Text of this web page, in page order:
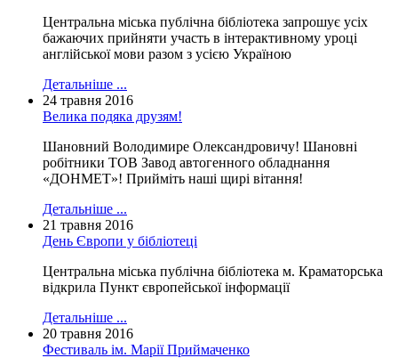
Центральна міська публічна бібліотека запрошує усіх
бажаючих прийняти участь в інтерактивному уроці
англійської мови разом з усією Україною
Детальніше ...
24 травня 2016
Велика подяка друзям!
Шановний Володимире Олександровичу! Шановні
робітники ТОВ Завод автогенного обладнання
«ДОНМЕТ»! Прийміть наші щирі вітання!
Детальніше ...
21 травня 2016
День Європи у бібліотеці
Центральна міська публічна бібліотека м. Краматорська
відкрила Пункт європейської інформації
Детальніше ...
20 травня 2016
Фестиваль ім. Марії Приймаченко